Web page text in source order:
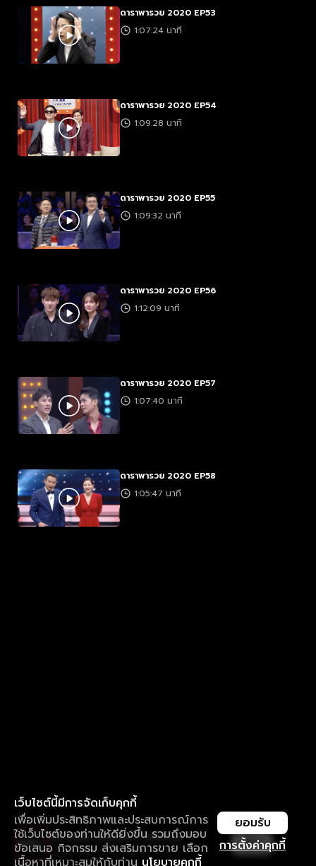
ดาราพารวย 2020 EP53
1:07:24 นาที
ดาราพารวย 2020 EP54
1:09:28 นาที
ดาราพารวย 2020 EP55
1:09:32 นาที
ดาราพารวย 2020 EP56
1:12:09 นาที
ดาราพารวย 2020 EP57
1:07:40 นาที
ดาราพารวย 2020 EP58
1:05:47 นาที
เว็บไซต์นี้มีการจัดเก็บคุกกี้
เพื่อเพิ่มประสิทธิภาพและประสบการณ์การ
ใช้เว็บไซต์ของท่านให้ดียิ่งขึ้น รวมถึงมอบ
ข้อเสนอ กิจกรรม ส่งเสริมการขาย เลือก
เนื้อหาที่เหมาะสมให้กับท่าน นโยบายคุกกี้
การตั้งค่าคุกกี้
ยอมรับ
ใช้งานแอป ลื่นไหลกว่า ไม่มีสะดุด
ดาวน์โหลดแอปเพื่อการรับชมที่ดีกว่า เปิด